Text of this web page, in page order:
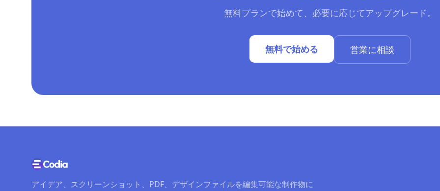
無料プランで始めて、必要に応じてアップグレード。
無料で始める 営業に相談
アイデア、スクリーンショット、PDF、デザインファイルを編集可能な制作物に